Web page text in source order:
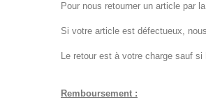
Pour nous retourner un article par
Si votre article est défectueux,
Le retour est à votre charge sauf si
Remboursement :